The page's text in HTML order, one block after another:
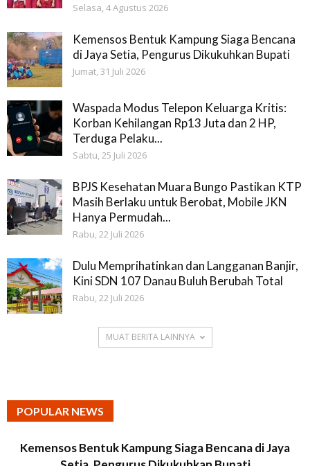
Selasa, 4 Agustus 2026
Kemensos Bentuk Kampung Siaga Bencana
di Jaya Setia, Pengurus Dikukuhkan Bupati
Jumat, 31 Juli 2026
Waspada Modus Telepon Keluarga Kritis:
Korban Kehilangan Rp13 Juta dan 2 HP,
Terduga Pelaku...
Sabtu, 25 Juli 2026
BPJS Kesehatan Muara Bungo Pastikan KTP
Masih Berlaku untuk Berobat, Mobile JKN
Hanya Permudah...
Rabu, 22 Juli 2026
Dulu Memprihatinkan dan Langganan Banjir,
Kini SDN 107 Danau Buluh Berubah Total
Rabu, 22 Juli 2026
MUAT BERITA LAINNYA
POPULAR NEWS
Kemensos Bentuk Kampung Siaga Bencana di Jaya